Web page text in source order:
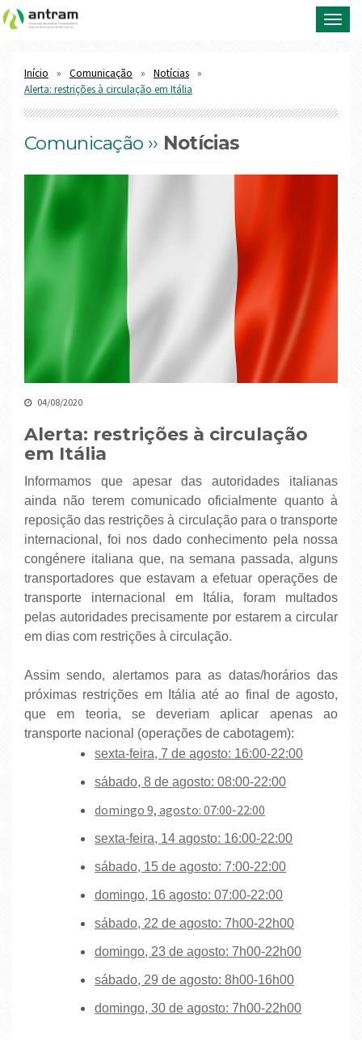
Início Comunicação
Notícias
Alerta: restrições à circulação em Itália
Comunicação ›› Notícias
04/08/2020
Alerta: restrições à circulação
em Itália
Informamos que apesar das autoridades italianas
ainda não terem comunicado oficialmente quanto à
reposição das restrições à circulação para o transporte
internacional, foi nos dado conhecimento pela nossa
congénere italiana que, na semana passada, alguns
transportadores que estavam a efetuar operações de
transporte internacional em Itália, foram multados
pelas autoridades precisamente por estarem a circular
em dias com restrições à circulação.
Assim sendo, alertamos para as datas/horários das
próximas restrições em Itália até ao final de agosto,
que em teoria, se deveriam aplicar apenas ao
transporte nacional (operações de cabotagem):
sexta-feira, 7 de agosto: 16:00-22:00
sábado, 8 de agosto: 08:00-22:00
domingo 9, agosto: 07:00-22:00
sexta-feira, 14 agosto: 16:00-22:00
sábado, 15 de agosto: 7:00-22:00
domingo, 16 agosto: 07:00-22:00
sábado, 22 de agosto: 7h00-22h00
domingo, 23 de agosto: 7h00-22h00
sábado, 29 de agosto: 8h00-16h00
domingo, 30 de agosto: 7h00-22h00